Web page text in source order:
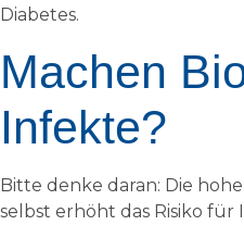
Diabetes.
Machen
Infekte?
Bitte denke daran: Die
selbst erhöht das Risiko